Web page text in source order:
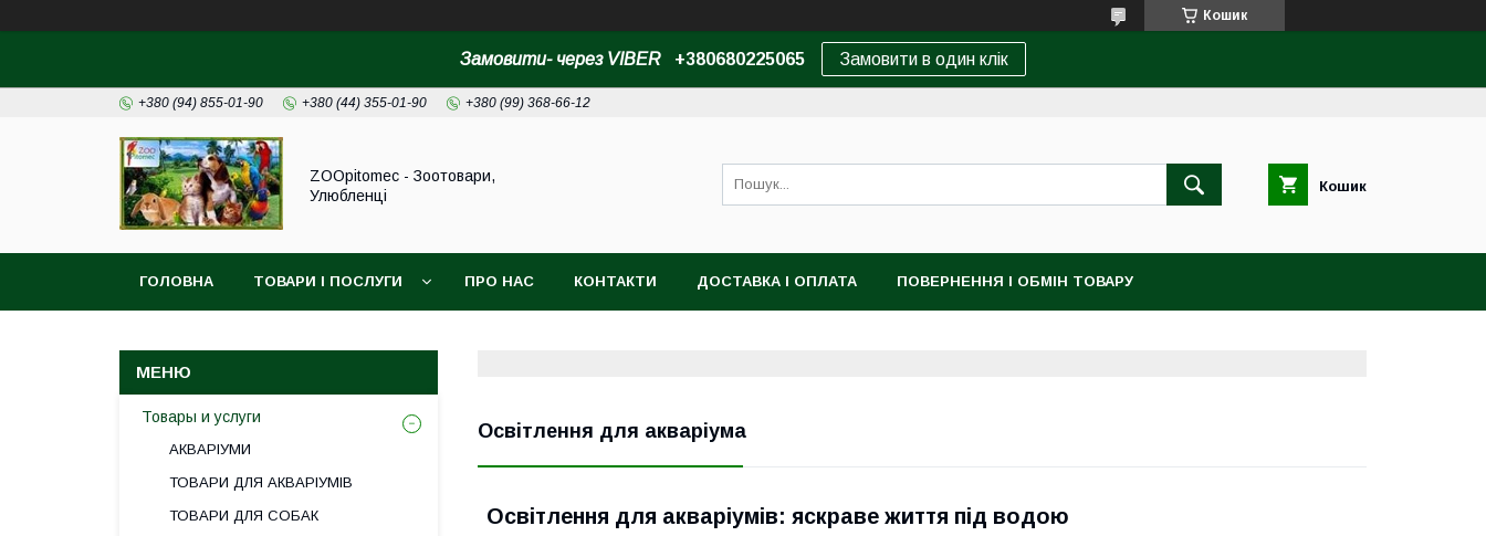
Кошик
Замовити- через VIBER +380680225065 Замовити в один клік
+380 (94) 855-01-90 +380 (44) 355-01-90 +380 (99) 368-66-12
ZOOpitomec - Зоотовари,
Улюбленці
Кошик
ГОЛОВНА ТОВАРИ І ПОСЛУГИ ПРО НАС КОНТАКТИ ДОСТАВКА І ОПЛАТА ПОВЕРНЕННЯ І ОБМІН ТОВАРУ
Освітлення для акваріума
Освітлення для акваріумів: яскраве життя під водою
Товары и услуги
АКВАРІУМИ
ТОВАРИ ДЛЯ АКВАРІУМІВ
ТОВАРИ ДЛЯ СОБАК